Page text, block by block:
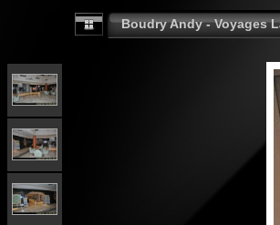
Boudry Andy - Voyages